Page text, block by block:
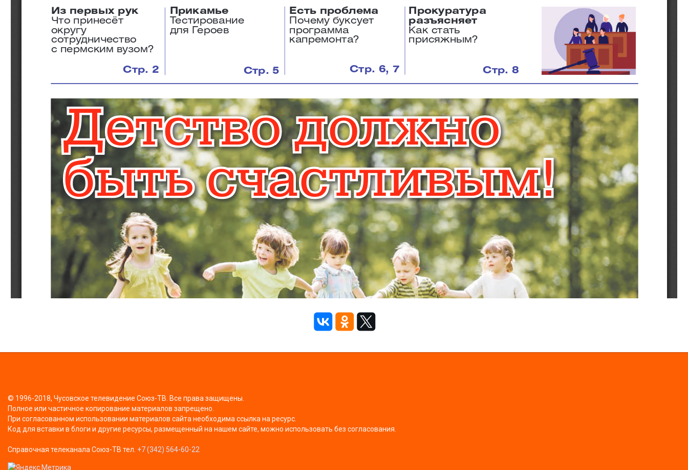
© 1996-2018, Чусовское телевидение Союз-ТВ. Все права защищены.
Полное или частичное копирование материалов запрещено.
При согласованном использовании материалов сайта необходима ссылка на ресурс.
Код для вставки в блоги и другие ресурсы, размещенный на нашем сайте, можно использовать без согласования.
Справочная телеканала Союз-ТВ тел. +7 (342) 564-60-22